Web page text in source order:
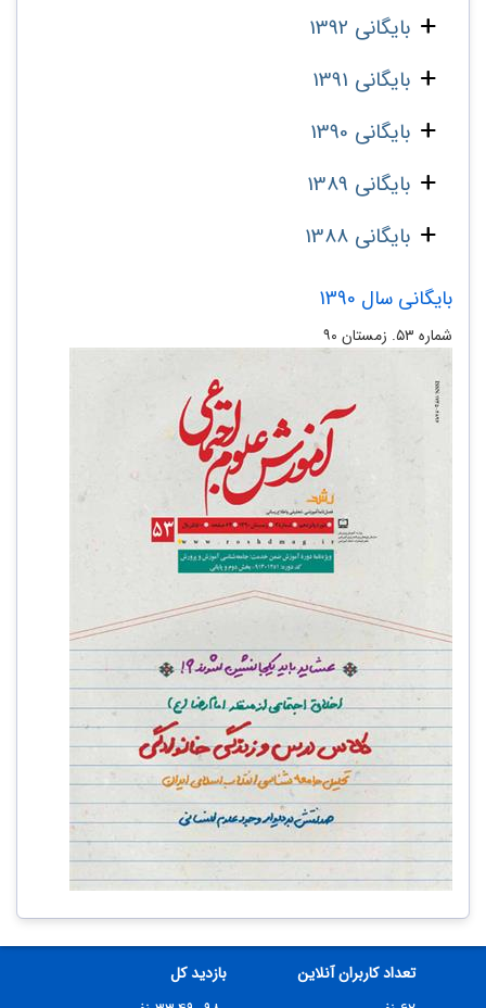
بایگانی 1392
بایگانی 1391
بایگانی 1390
بایگانی 1389
بایگانی 1388
بایگانی سال 1390
شماره‌ ۵۳. زمستان ۹۰
تعداد کاربران آنلاین
بازدید کل